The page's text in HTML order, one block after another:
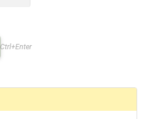
Ctrl+Enter